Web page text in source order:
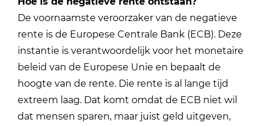
De voornaamste veroorzaker van de negatieve
rente is de Europese Centrale Bank (ECB). Deze
instantie is verantwoordelijk voor het monetaire
beleid van de Europese Unie en bepaalt de
hoogte van de rente. Die rente is al lange tijd
extreem laag. Dat komt omdat de ECB niet wil
dat mensen sparen, maar juist geld uitgeven,